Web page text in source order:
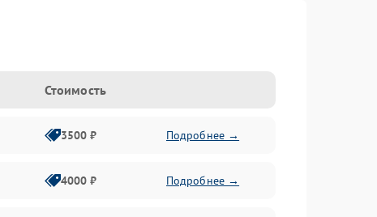
Стоимость
3500 ₽ Подробнее →
4000 ₽ Подробнее →